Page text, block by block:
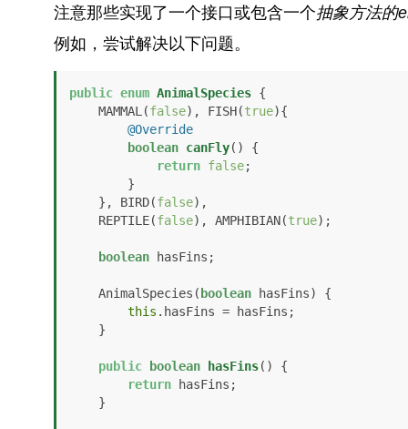
注意那些实现了一个接口或包含一个抽象方法的
例如，尝试解决以下问题。
public enum AnimalSpecies {
    MAMMAL(
false), FISH(true){
@Override
boolean canFly()
{
return false;
    }, BIRD(
false),
    REPTILE(
false), AMPHIBIAN(true);
boolean hasFins;
    AnimalSpecies(
boolean hasFins) {
this .hasFins = hasFins;
public boolean hasFins()
{
return hasFins;